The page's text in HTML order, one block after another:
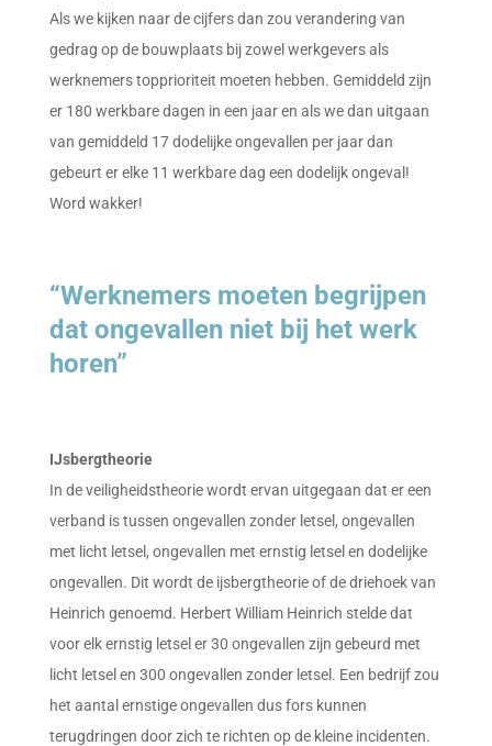
Als we kijken naar de cijfers dan zou verandering van
gedrag op de bouwplaats bij zowel werkgevers als
werknemers topprioriteit moeten hebben. Gemiddeld zijn
er 180 werkbare dagen in een jaar en als we dan uitgaan
van gemiddeld 17 dodelijke ongevallen per jaar dan
gebeurt er elke 11 werkbare dag een dodelijk ongeval!
Word wakker!
“Werknemers moeten begrijpen
dat ongevallen niet bij het werk
horen”
IJsbergtheorie
In de veiligheidstheorie wordt ervan uitgegaan dat er een
verband is tussen ongevallen zonder letsel, ongevallen
met licht letsel, ongevallen met ernstig letsel en dodelijke
ongevallen. Dit wordt de ijsbergtheorie of de driehoek van
Heinrich genoemd. Herbert William Heinrich stelde dat
voor elk ernstig letsel er 30 ongevallen zijn gebeurd met
licht letsel en 300 ongevallen zonder letsel. Een bedrijf zou
het aantal ernstige ongevallen dus fors kunnen
terugdringen door zich te richten op de kleine incidenten.